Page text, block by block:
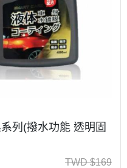
列(撥水功能 透明固
TWD $169